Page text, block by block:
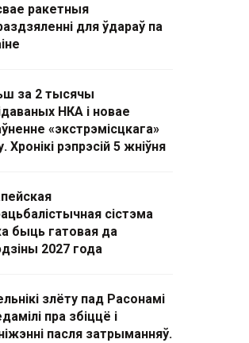
ракетныя
для ўдараў па
за 2 тысячы
НКА і новае
«экстрэмісцкага»
Хронікі рэпрэсій 5 жніўня
сістэма
быць гатовая да
2027 года
злёту пад Расонамі
пра збіццё і
пасля затрыманняў.